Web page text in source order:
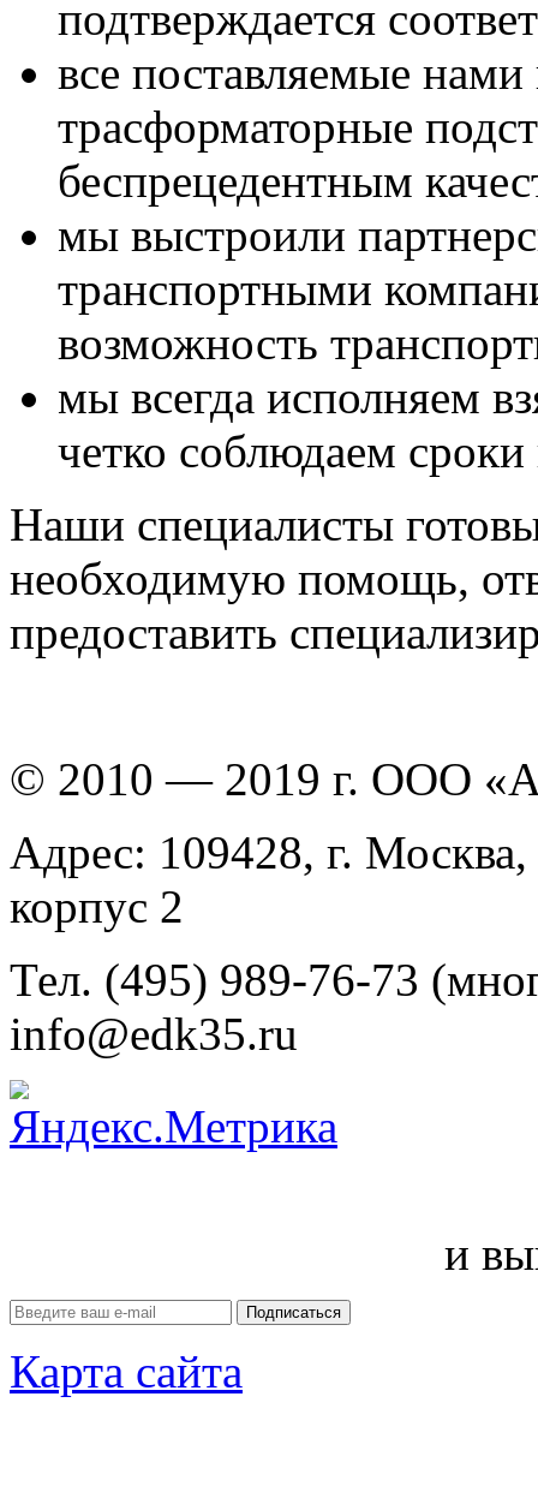
подтверждается
все поставляемые
трасформаторные
беспрецедентным
мы выстроили
транспортными
возможность
мы всегда исполняем
четко соблюдаем сроки
Наши специалисты
необходимую помощь,
предоставить
© 2010 — 2019 г. ООО
Адрес: 109428, г.
корпус 2
Тел. (495) 989-76-73
info@edk35.ru
и
Карта сайта